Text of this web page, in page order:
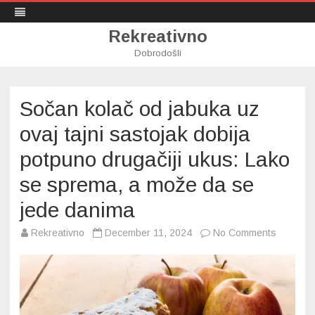
Rekreativno
Dobrodošli
Sočan kolač od jabuka uz
ovaj tajni sastojak dobija
potpuno drugačiji ukus: Lako
se sprema, a može da se
jede danima
Rekreativno December 11, 2024 No Comments
uz
tajni
sastojak